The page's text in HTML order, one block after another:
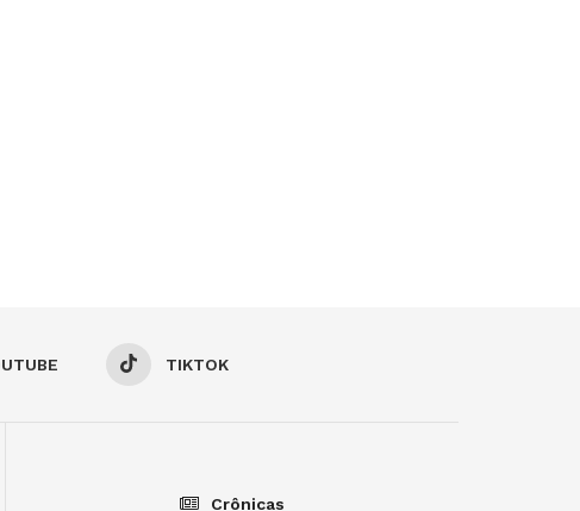
TIKTOK
Crônicas